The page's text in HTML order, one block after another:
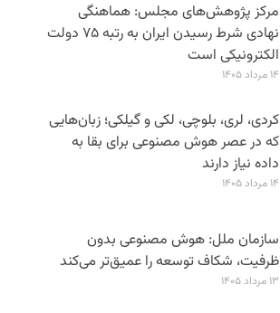
مرکز پژوهش‌های مجلس: هماهنگی
نهادی شرط رسیدن ایران به رتبه ۷۵ دولت
الکترونیکی است
۱۴ مرداد ۱۴۰۵
کردی، لری، بلوچی، لکی و گیلکی؛ زبان‌هایی
که در عصر هوش مصنوعی برای بقا به
داده نیاز دارند
۱۴ مرداد ۱۴۰۵
سازمان ملل: هوش مصنوعی بدون
ظرفیت، شکاف توسعه را عمیق‌تر می‌کند
۱۳ مرداد ۱۴۰۵